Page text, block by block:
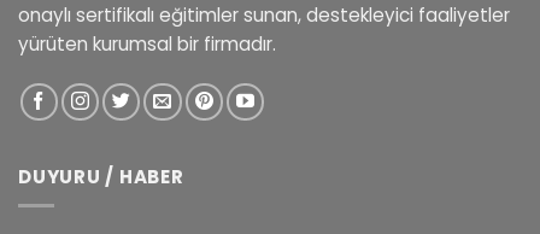
onaylı sertifikalı eğitimler sunan, destekleyici faaliyetler
yürüten kurumsal bir firmadır.
DUYURU / HABER